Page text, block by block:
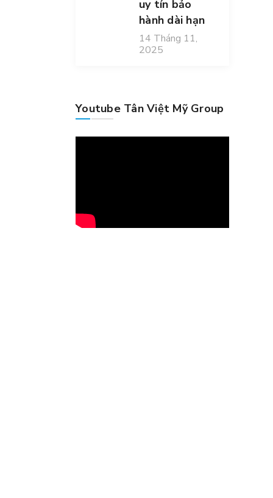
uy tín bảo
hành dài hạn
14 Tháng 11,
2025
Youtube Tân Việt Mỹ Group